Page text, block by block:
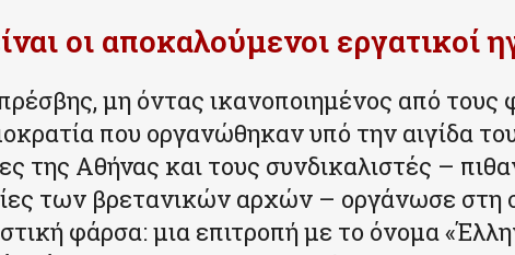
οι αποκαλούμενοι εργατικοί
μη όντας ικανοποιημένος από τους
που οργανώθηκαν υπό την αιγίδα
της Αθήνας και τους συνδικαλιστές –
των βρετανικών αρχών – οργάνωσε στη
φάρσα: μια επιτροπή με το όνομα